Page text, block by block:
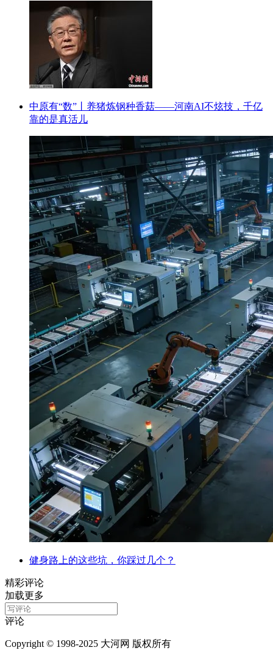
中原有“数”丨养猪炼钢种香菇——河南AI不炫技，千亿
靠的是真活儿
健身路上的这些坑，你踩过几个？
精彩评论
加载更多
评论
Copyright © 1998-2025 大河网 版权所有